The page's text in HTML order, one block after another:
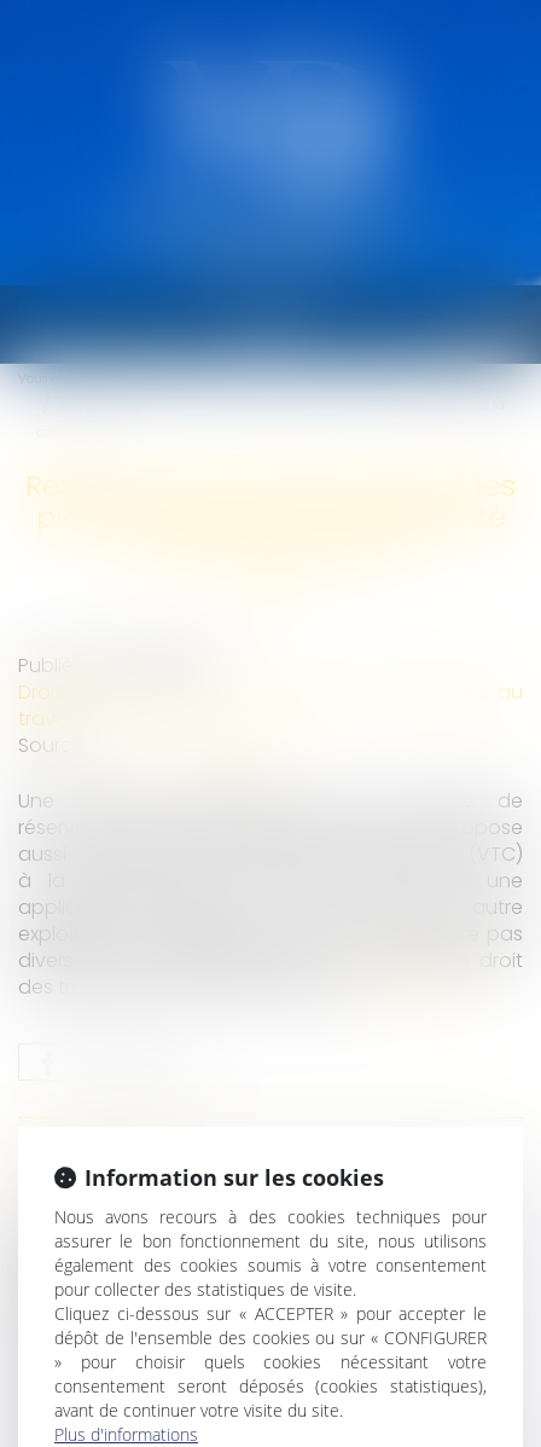
Ouvrir
le
menu
Vous êtes ici :Accueil
Respect du droit du travail par les
plates-formes de VTC et loyauté
Publié le :
Droit du travail - Salariés
Relation individuelles au
travail
Source :
Une société gestionnaire d’une centrale de
réservation de taxis en région parisienne, qui propose
aussi des voitures de transport avec chauffeur (VTC)
à la réservation via des sites internet et une
application smartphone, soutenant qu’une autre
exploitante de plate-forme de VTC ne respecte pas
diverses lois et réglementations en matière de droit
des transports et de droit du travail...
HISTORIQUE
Allocation de retour à l'emploi -Quels droits au
chômage après un contrat d’alternance ?
Relation amoureuse au travail : un risque de
licenciement ?
Canicule : vers une température maximale de
sécurité au travail
Grèves de septembre 2025 : quelles
conséquences si on fait grève ?
Information sur les cookies
Nous avons recours à des cookies techniques pour
assurer le bon fonctionnement du site, nous utilisons
également des cookies soumis à votre consentement
pour collecter des statistiques de visite.
Cliquez ci-dessous sur « ACCEPTER » pour accepter le
dépôt de l'ensemble des cookies ou sur « CONFIGURER
» pour choisir quels cookies nécessitant votre
consentement seront déposés (cookies statistiques),
avant de continuer votre visite du site.
Plus d'informations